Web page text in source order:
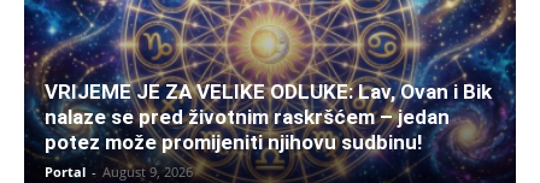
VRIJEME JE ZA VELIKE ODLUKE: Lav, Ovan i Bik
nalaze se pred životnim raskršćem – jedan
potez može promijeniti njihovu sudbinu!
Portal - August 9, 2026